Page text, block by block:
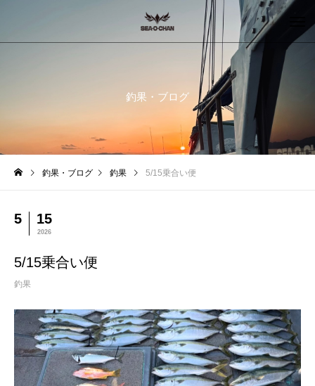
釣果・ブログ
釣果・ブログ 釣果 5/15乗合い便
5 15
2026
5/15乗合い便
釣果